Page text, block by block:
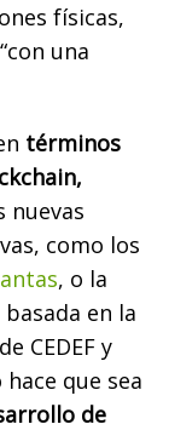
físicas,
una
términos
nuevas
como los
, o la
en la
CEDEF y
que sea
de